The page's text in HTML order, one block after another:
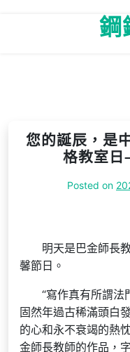
鋼
您的誕辰，是
格教室日
Posted on
明天是巴金師長
馨節日。
“寫作真有所謂法
固然年過古稀滿頭白
的心和永不衰竭的熱
金師長教師的作品，